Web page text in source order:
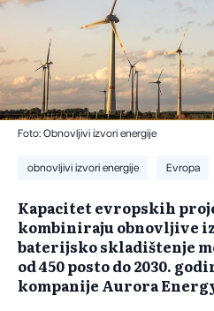
Foto: Obnovljivi izvori energije
obnovljivi izvori energije Evropa
Kapacitet evropskih
kombiniraju obnovljive
baterijsko skladištenje
od 450 posto do 2030.
kompanije Aurora